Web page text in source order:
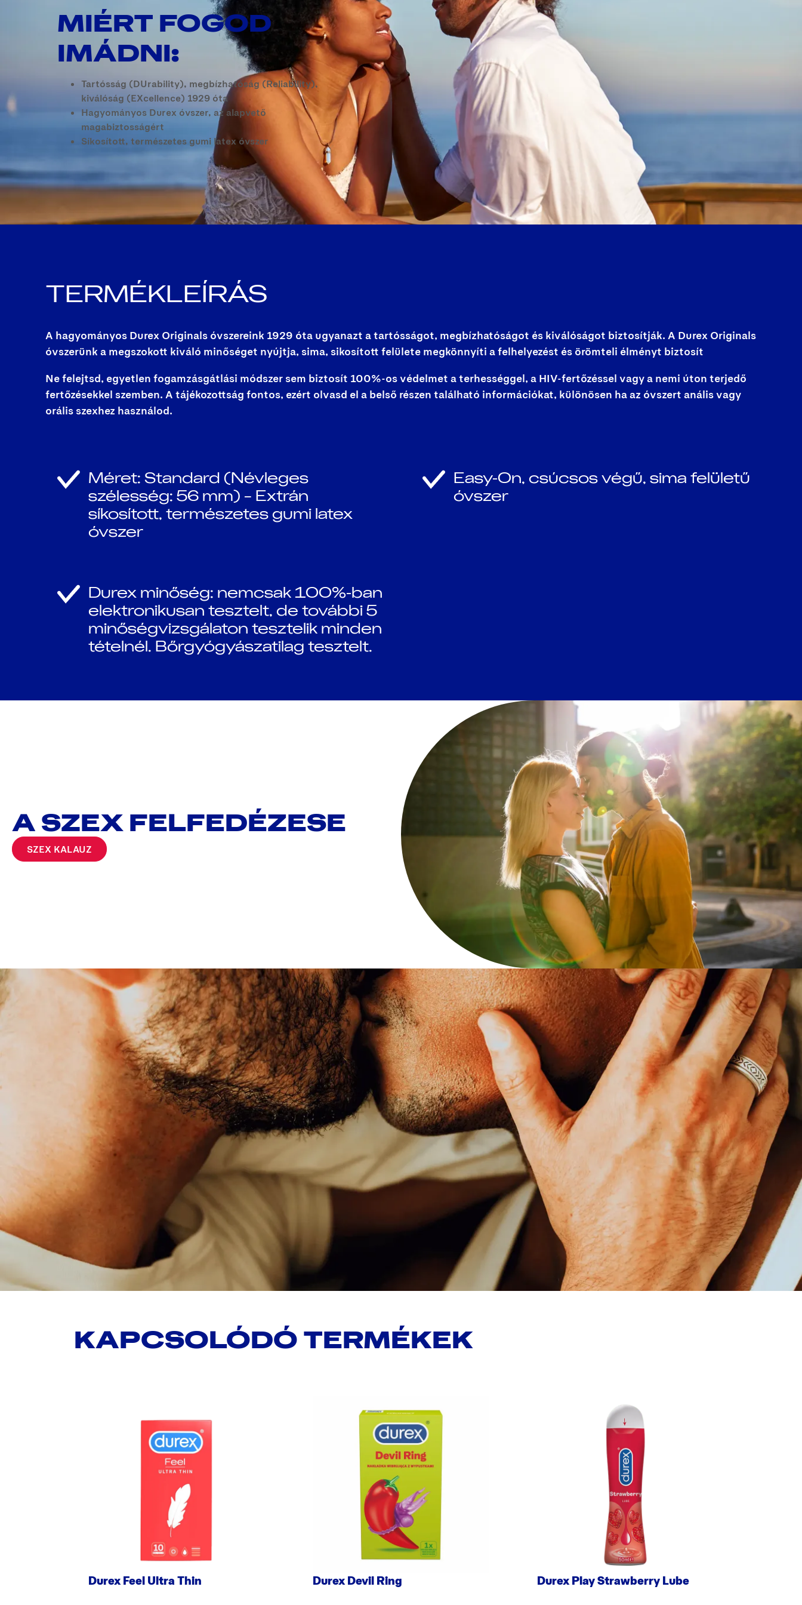
MIÉRT FOGOD
IMÁDNI:
Tartósság (DUrability), megbízhatóság (Reliability),
kiválóság (EXcellence) 1929 óta
Hagyományos Durex óvszer, az alapvető
magabiztosságért
Síkosított, természetes gumi latex óvszer
TERMÉKLEÍRÁS
A hagyományos Durex Originals óvszereink 1929 óta ugyanazt a tartósságot, megbízhatóságot és kiválóságot biztosítják. A Durex Originals
óvszerünk a megszokott kiváló minőséget nyújtja, sima, sikosított felülete megkönnyíti a felhelyezést és örömteli élményt biztosít
Ne felejtsd, egyetlen fogamzásgátlási módszer sem biztosít 100%-os védelmet a terhességgel, a HIV-fertőzéssel vagy a nemi úton terjedő
fertőzésekkel szemben. A tájékozottság fontos, ezért olvasd el a belső részen található információkat, különösen ha az óvszert anális vagy
orális szexhez használod.
Méret: Standard (Névleges
szélesség: 56 mm) – Extrán
síkosított, természetes gumi latex
óvszer
Easy-On, csúcsos végű, sima felületű
óvszer
Durex minőség: nemcsak 100%-ban
elektronikusan tesztelt, de további 5
minőségvizsgálaton tesztelik minden
tételnél. Bőrgyógyászatilag tesztelt.
A SZEX FELFEDÉZESE
SZEX KALAUZ
KAPCSOLÓDÓ TERMÉKEK
Durex Feel Ultra Thin Durex Devil Ring Durex Play Strawberry Lube